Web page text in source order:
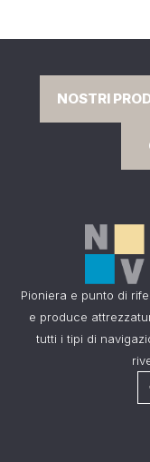
NOSTRI
Pioniera e punto di
e produce
tutti i tipi di